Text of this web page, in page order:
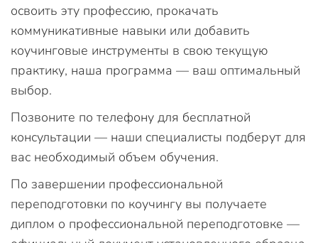
освоить эту профессию, прокачать
коммуникативные навыки или добавить
коучинговые инструменты в свою текущую
практику, наша программа — ваш оптимальный
выбор.
Позвоните по телефону для бесплатной
консультации — наши специалисты подберут для
вас необходимый объем обучения.
По завершении профессиональной
переподготовки по коучингу вы получаете
диплом о профессиональной переподготовке —